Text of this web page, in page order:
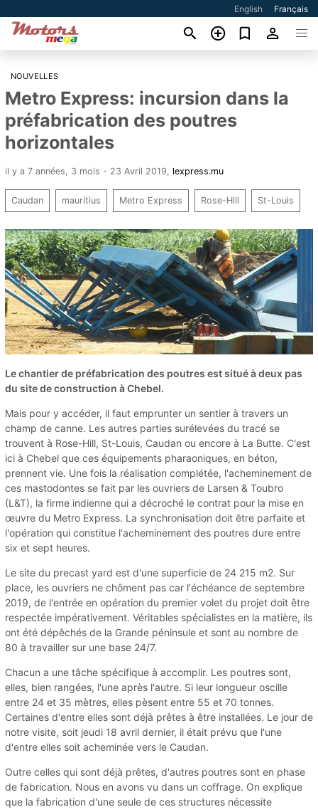
English Français
NOUVELLES
Metro Express: incursion dans la
préfabrication des poutres
horizontales
il y a 7 années, 3 mois - 23 Avril 2019 lexpress.mu
Caudan mauritius Metro Express Rose-Hill St-Louis
Le chantier de préfabrication des poutres est situé à deux pas
du site de construction à Chebel.
Mais pour y accéder, il faut emprunter un sentier à travers un
champ de canne. Les autres parties surélevées du tracé se
trouvent à Rose-Hill, St-Louis, Caudan ou encore à La Butte. C'est
ici à Chebel que ces équipements pharaoniques, en béton,
prennent vie. Une fois la réalisation complétée, l'acheminement de
ces mastodontes se fait par les ouvriers de Larsen & Toubro
(L&T), la firme indienne qui a décroché le contrat pour la mise en
œuvre du Metro Express. La synchronisation doit être parfaite et
l'opération qui constitue l'acheminement des poutres dure entre
six et sept heures.
Le site du precast yard est d'une superficie de 24 215 m2. Sur
place, les ouvriers ne chôment pas car l'échéance de septembre
2019, de l'entrée en opération du premier volet du projet doit être
respectée impérativement. Véritables spécialistes en la matière, ils
ont été dépêchés de la Grande péninsule et sont au nombre de
80 à travailler sur une base 24/7.
Chacun a une tâche spécifique à accomplir. Les poutres sont,
elles, bien rangées, l'une après l'autre. Si leur longueur oscille
entre 24 et 35 mètres, elles pèsent entre 55 et 70 tonnes.
Certaines d'entre elles sont déjà prêtes à être installées. Le jour de
notre visite, soit jeudi 18 avril dernier, il était prévu que l'une
d'entre elles soit acheminée vers le Caudan.
Outre celles qui sont déjà prêtes, d'autres poutres sont en phase
de fabrication. Nous en avons vu dans un coffrage. On explique
que la fabrication d'une seule de ces structures nécessite